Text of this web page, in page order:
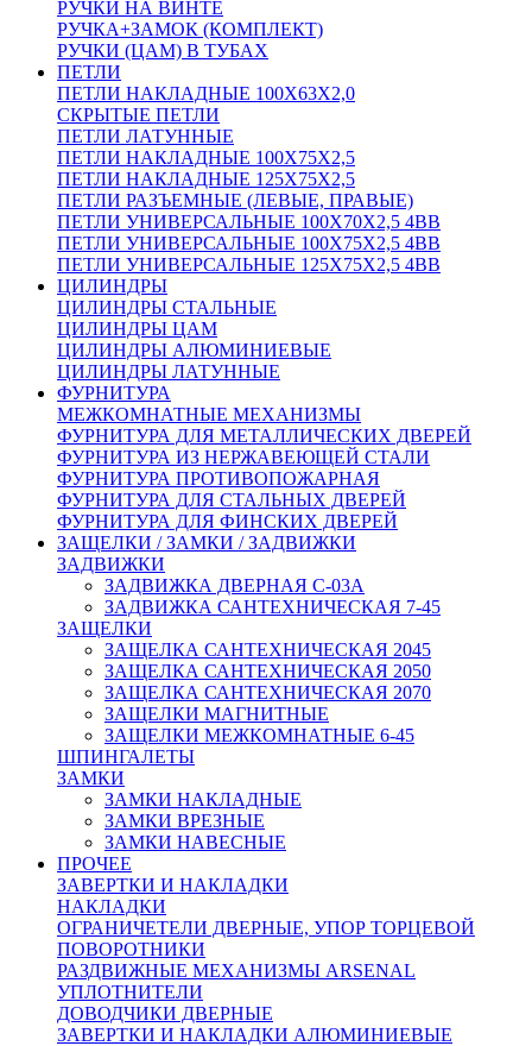
РУЧКИ НА ВИНТЕ
РУЧКА+ЗАМОК (КОМПЛЕКТ)
РУЧКИ (ЦАМ) В ТУБАХ
ПЕТЛИ
ПЕТЛИ НАКЛАДНЫЕ 100Х63Х2,0
СКРЫТЫЕ ПЕТЛИ
ПЕТЛИ ЛАТУННЫЕ
ПЕТЛИ НАКЛАДНЫЕ 100Х75Х2,5
ПЕТЛИ НАКЛАДНЫЕ 125Х75Х2,5
ПЕТЛИ РАЗЪЕМНЫЕ (ЛЕВЫЕ, ПРАВЫЕ)
ПЕТЛИ УНИВЕРСАЛЬНЫЕ 100Х70Х2,5 4BB
ПЕТЛИ УНИВЕРСАЛЬНЫЕ 100Х75Х2,5 4BB
ПЕТЛИ УНИВЕРСАЛЬНЫЕ 125Х75Х2,5 4BB
ЦИЛИНДРЫ
ЦИЛИНДРЫ СТАЛЬНЫЕ
ЦИЛИНДРЫ ЦАМ
ЦИЛИНДРЫ АЛЮМИНИЕВЫЕ
ЦИЛИНДРЫ ЛАТУННЫЕ
ФУРНИТУРА
МЕЖКОМНАТНЫЕ МЕХАНИЗМЫ
ФУРНИТУРА ДЛЯ МЕТАЛЛИЧЕСКИХ ДВЕРЕЙ
ФУРНИТУРА ИЗ НЕРЖАВЕЮЩЕЙ СТАЛИ
ФУРНИТУРА ПРОТИВОПОЖАРНАЯ
ФУРНИТУРА ДЛЯ СТАЛЬНЫХ ДВЕРЕЙ
ФУРНИТУРА ДЛЯ ФИНСКИХ ДВЕРЕЙ
ЗАЩЕЛКИ / ЗАМКИ / ЗАДВИЖКИ
ЗАДВИЖКИ
ЗАДВИЖКА ДВЕРНАЯ C-03A
ЗАДВИЖКА САНТЕХНИЧЕСКАЯ 7-45
ЗАЩЕЛКИ
ЗАЩЕЛКА САНТЕХНИЧЕСКАЯ 2045
ЗАЩЕЛКА САНТЕХНИЧЕСКАЯ 2050
ЗАЩЕЛКА САНТЕХНИЧЕСКАЯ 2070
ЗАЩЕЛКИ МАГНИТНЫЕ
ЗАЩЕЛКИ МЕЖКОМНАТНЫЕ 6-45
ШПИНГАЛЕТЫ
ЗАМКИ
ЗАМКИ НАКЛАДНЫЕ
ЗАМКИ ВРЕЗНЫЕ
ЗАМКИ НАВЕСНЫЕ
ПРОЧЕЕ
ЗАВЕРТКИ И НАКЛАДКИ
НАКЛАДКИ
ОГРАНИЧЕТЕЛИ ДВЕРНЫЕ, УПОР ТОРЦЕВОЙ
ПОВОРОТНИКИ
РАЗДВИЖНЫЕ МЕХАНИЗМЫ ARSENAL
УПЛОТНИТЕЛИ
ДОВОДЧИКИ ДВЕРНЫЕ
ЗАВЕРТКИ И НАКЛАДКИ АЛЮМИНИЕВЫЕ